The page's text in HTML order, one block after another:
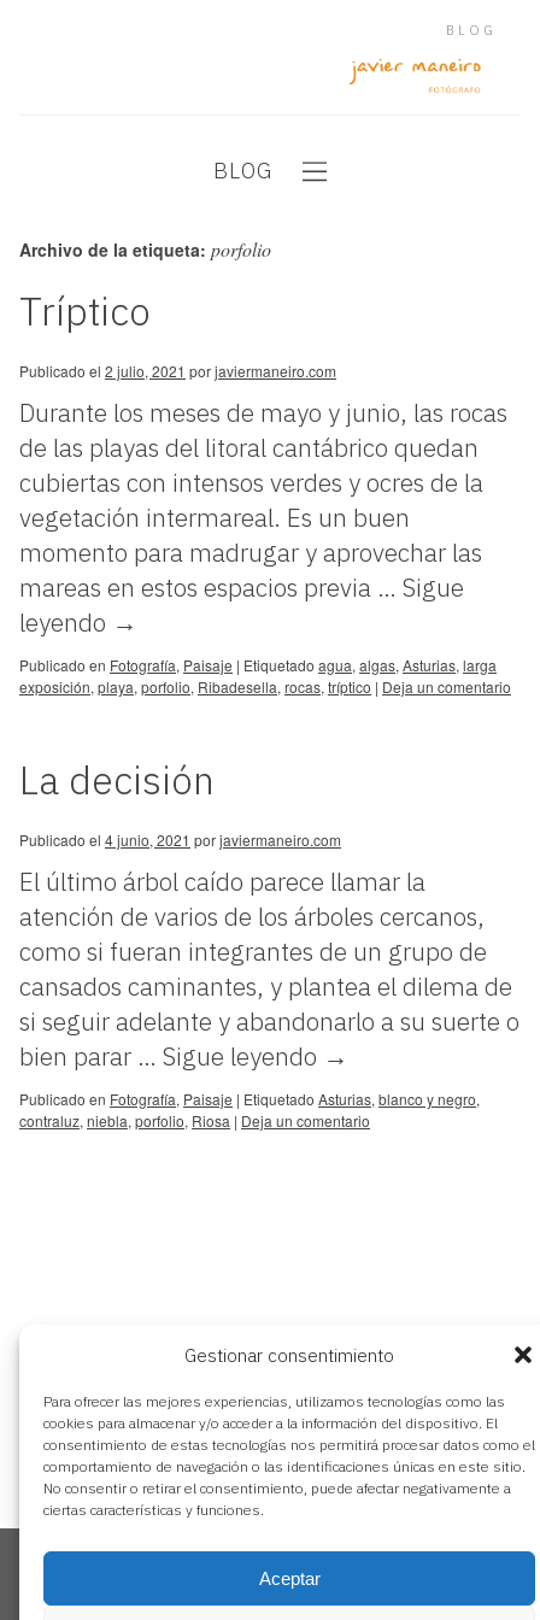
Gestionar consentimiento
Para ofrecer las mejores experiencias, utilizamos tecnologías como las
cookies para almacenar y/o acceder a la información del dispositivo. El
consentimiento de estas tecnologías nos permitirá procesar datos como el
comportamiento de navegación o las identificaciones únicas en este sitio.
No consentir o retirar el consentimiento, puede afectar negativamente a
ciertas características y funciones.
Aceptar
BLOG
BLOG
Archivo de la etiqueta: porfolio
Tríptico
Publicado el 2 julio, 2021 porjaviermaneiro.com
Durante los meses de mayo y junio, las rocas
de las playas del litoral cantábrico quedan
cubiertas con intensos verdes y ocres de la
vegetación intermareal. Es un buen
momento para madrugar y aprovechar las
mareas en estos espacios previa … Sigue
leyendo →
Publicado en Fotografía, Paisaje | Etiquetado agua, algas, Asturias, larga
exposición, playa, porfolio, Ribadesella, rocas, tríptico | Deja un comentario
La decisión
Publicado el 4 junio, 2021 porjaviermaneiro.com
El último árbol caído parece llamar la
atención de varios de los árboles cercanos,
como si fueran integrantes de un grupo de
cansados caminantes, y plantea el dilema de
si seguir adelante y abandonarlo a su suerte o
bien parar … Sigue leyendo →
Publicado en Fotografía, Paisaje | Etiquetado Asturias, blanco y negro,
contraluz, niebla, porfolio, Riosa | Deja un comentario
aviso legal
política de privacidad
política de cookies
Utilizamos cookies propias y de terceros para analizar y gestionar
nuestros contenidos en base a tus hábitos de navegación.
Puedes aceptar todas las cookies pulsando “Aceptar”. Para obtener